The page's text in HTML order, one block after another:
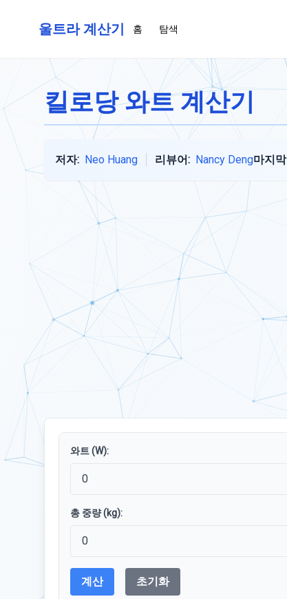
울트라 계산기 홈 탐색
킬로당 와트 계산기
저자: Neo Huang 리뷰어: Nancy Deng마지
와트 (W):
총 중량 (kg):
계산 초기화